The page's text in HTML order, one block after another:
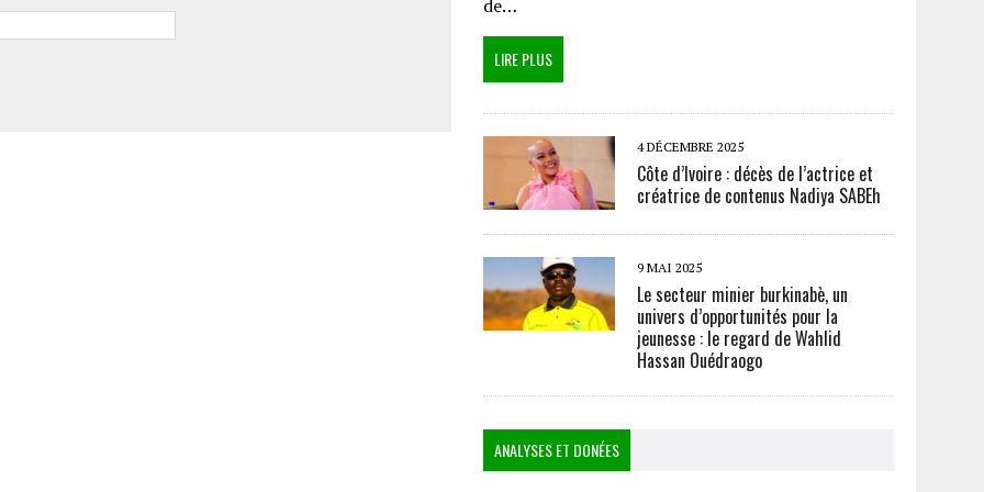
de…
LIRE PLUS
4 DÉCEMBRE 2025
Côte d’Ivoire : décès de l’actrice et
créatrice de contenus Nadiya SABEh
9 MAI 2025
Le secteur minier burkinabè, un
univers d’opportunités pour la
jeunesse : le regard de Wahlid
Hassan Ouédraogo
ANALYSES ET DONÉES